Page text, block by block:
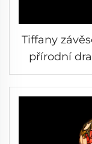
Tiffany
přírodní
osvětlení
závěsová
osvětlení